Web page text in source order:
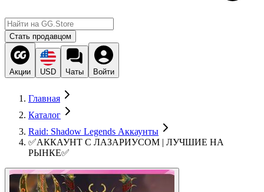
Стать продавцом
Акции USD Чаты Войти
Главная
Каталог
Raid: Shadow Legends Аккаунты
✅АККАУНТ С ЛАЗАРИУСОМ | ЛУЧШИЕ НА
РЫНКЕ✅